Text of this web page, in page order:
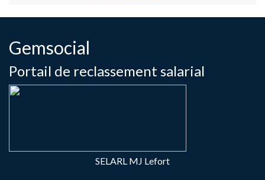
Gemsocial
Portail de reclassement salarial
SELARL MJ Lefort